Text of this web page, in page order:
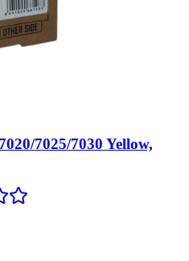
7025/7030 Yellow,